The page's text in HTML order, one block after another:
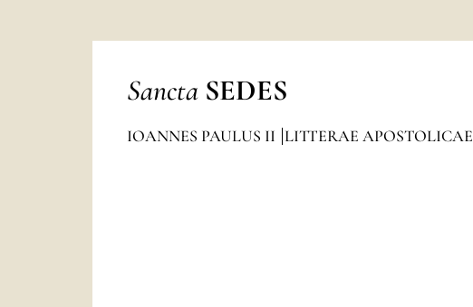
Sancta SEDES
IOANNES PAULUS II LITTERAE APOSTOLICAE